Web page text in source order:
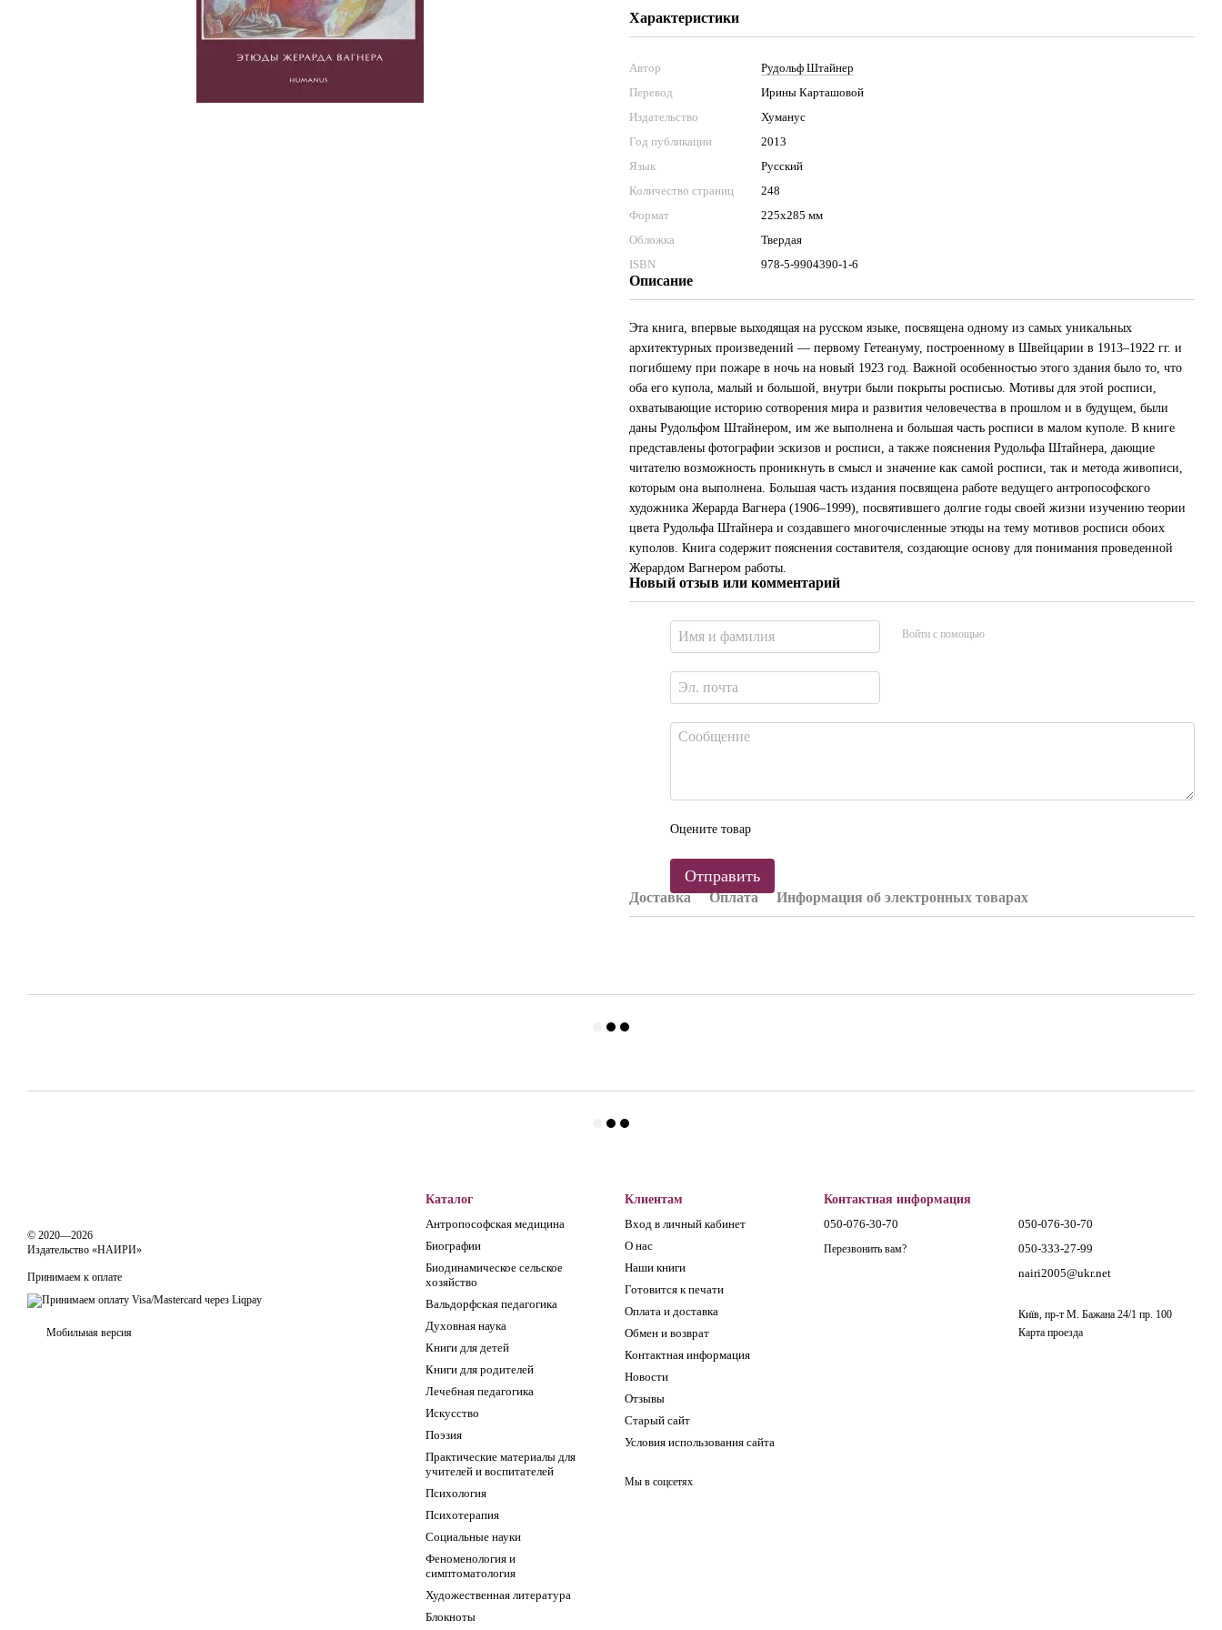
Характеристики
Автор
Рудольф Штайнер
Перевод
Ирины Карташовой
Издательство
Хуманус
Год публикации
2013
Язык
Русский
Количество страниц
248
Формат
225х285 мм
Обложка
Твердая
ISBN
978-5-9904390-1-6
Описание
Эта книга, впервые выходящая на русском языке, посвящена одному из самых уникальных
архитектурных произведений — первому Гетеануму, построенному в Швейцарии в 1913–1922 гг. и
погибшему при пожаре в ночь на новый 1923 год. Важной особенностью этого здания было то, что
оба его купола, малый и большой, внутри были покрыты росписью. Мотивы для этой росписи,
охватывающие историю сотворения мира и развития человечества в прошлом и в будущем, были
даны Рудольфом Штайнером, им же выполнена и большая часть росписи в малом куполе. В книге
представлены фотографии эскизов и росписи, а также пояснения Рудольфа Штайнера, дающие
читателю возможность проникнуть в смысл и значение как самой росписи, так и метода живописи,
которым она выполнена. Большая часть издания посвящена работе ведущего антропософского
художника Жерарда Вагнера (1906–1999), посвятившего долгие годы своей жизни изучению теории
цвета Рудольфа Штайнера и создавшего многочисленные этюды на тему мотивов росписи обоих
куполов. Книга содержит пояснения составителя, создающие основу для понимания проведенной
Жерардом Вагнером работы.
Новый отзыв или комментарий
Войти с помощью
Оцените товар
Отправить
Доставка Оплата Информация об электронных товарах
© 2020—2026
Издательство «НАИРИ»
Принимаем к оплате
Мобильная версия
Каталог
Антропософская медицина
Биографии
Биодинамическое сельское
хозяйство
Вальдорфская педагогика
Духовная наука
Книги для детей
Книги для родителей
Лечебная педагогика
Искусство
Поэзия
Практические материалы для
учителей и воспитателей
Психология
Психотерапия
Социальные науки
Феноменология и
симптоматология
Художественная литература
Блокноты
Клиентам
Вход в личный кабинет
О нас
Наши книги
Готовится к печати
Оплата и доставка
Обмен и возврат
Контактная информация
Новости
Отзывы
Старый сайт
Условия использования сайта
Мы в соцсетях
Контактная информация
050-076-30-70
Перезвонить вам?
050-076-30-70
050-333-27-99
nairi2005@ukr.net
Київ, пр-т М. Бажана 24/1 пр. 100
Карта проезда